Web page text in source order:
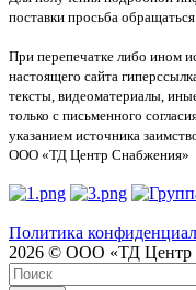
поставки просьба
При перепечатке либо ином
настоящего сайта
тексты, видеоматериалы,
только с письменного
указанием источника
ООО «ТД Центр Снабжения»
Политика
2026 © ООО «ТД Центр